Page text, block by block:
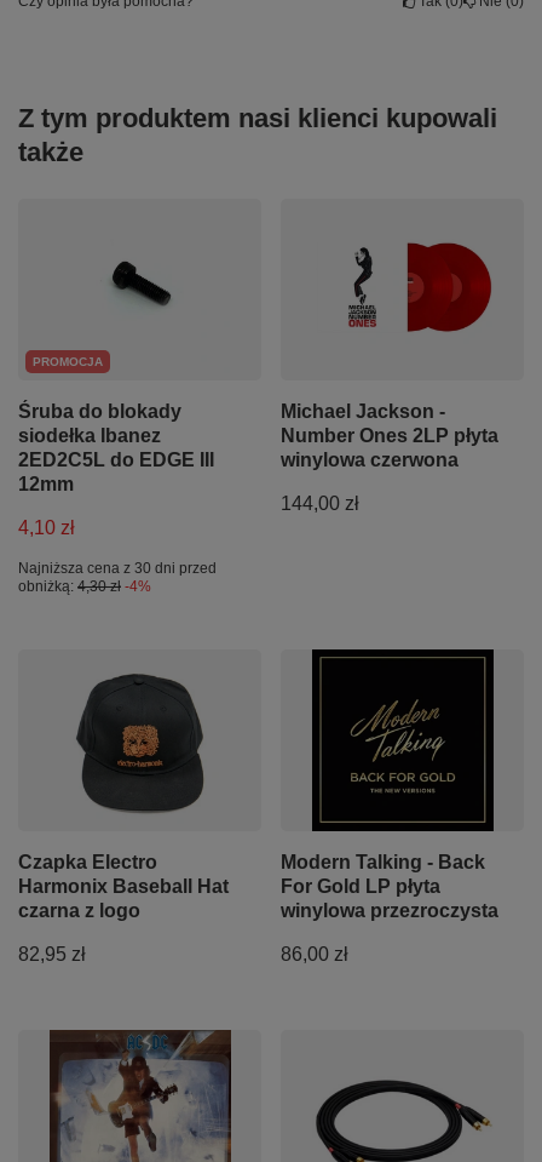
Z tym produktem nasi klienci kupowali
także
PROMOCJA
Śruba do blokady
siodełka Ibanez
2ED2C5L do EDGE III
12mm
4,10 zł
Najniższa cena z 30 dni przed
obniżką: 4,30 zł -4%
Michael Jackson -
Number Ones 2LP płyta
winylowa czerwona
144,00 zł
Czapka Electro
Harmonix Baseball Hat
czarna z logo
82,95 zł
Modern Talking - Back
For Gold LP płyta
winylowa przezroczysta
86,00 zł